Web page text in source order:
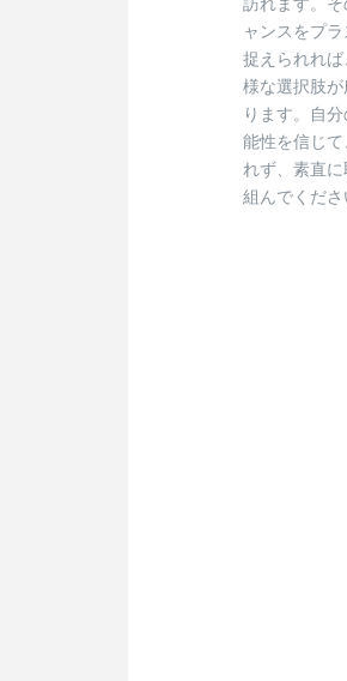
ャンスをプラ
捉えられれば
様な選択肢が
ります。自
能性を信じて
れず、素直に
組んでくださ